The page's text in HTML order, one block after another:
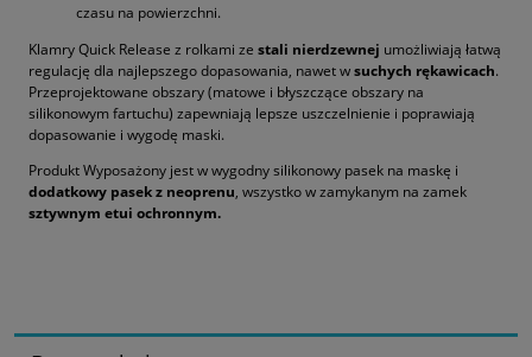
czasu na powierzchni.
Klamry Quick Release z rolkami ze stali nierdzewnej umożliwiają łatwą
regulację dla najlepszego dopasowania, nawet wsuchych rękawicach.
Przeprojektowane obszary (matowe i błyszczące obszary na
silikonowym fartuchu) zapewniają lepsze uszczelnienie i poprawiają
dopasowanie i wygodę maski.
Produkt Wyposażony jest w wygodny silikonowy pasek na maskę i
dodatkowy pasek z neoprenu, wszystko w zamykanym na zamek
sztywnym etui ochronnym.